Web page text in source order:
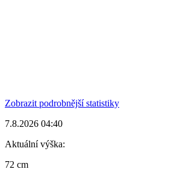
Zobrazit podrobnější statistiky
7.8.2026 04:40
Aktuální výška:
72 cm